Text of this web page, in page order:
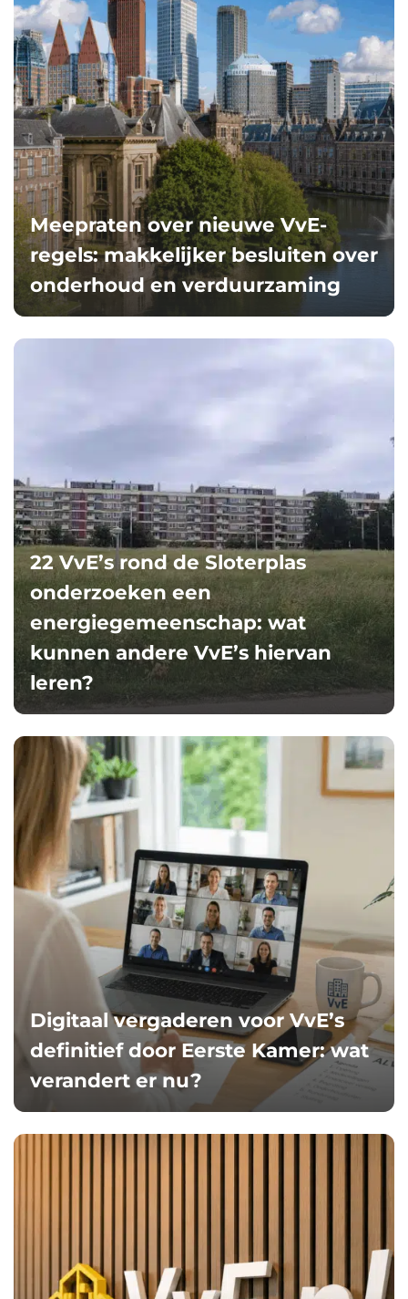
Meepraten over nieuwe VvE-
regels: makkelijker besluiten over
onderhoud en verduurzaming
22 VvE’s rond de Sloterplas
onderzoeken een
energiegemeenschap: wat
kunnen andere VvE’s hiervan
leren?
Digitaal vergaderen voor VvE’s
definitief door Eerste Kamer: wat
verandert er nu?